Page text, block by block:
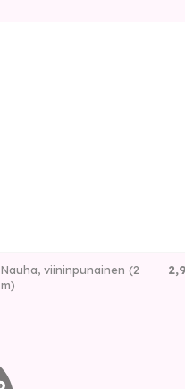
Nauha, viininpunainen (2
m)
2,